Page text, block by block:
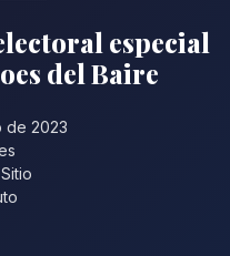
especial
del Baire
de 2023